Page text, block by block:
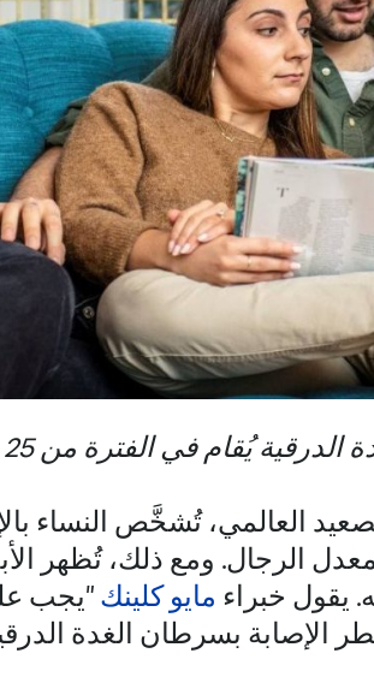
يُقام في الفترة من 25 إلى 31 مايو (أيار)
العالمي، تُشخَّص النساء
الرجال. ومع ذلك، تُظهر
يقول خبراء مايو كلينك "يجب
الإصابة بسرطان الغدة